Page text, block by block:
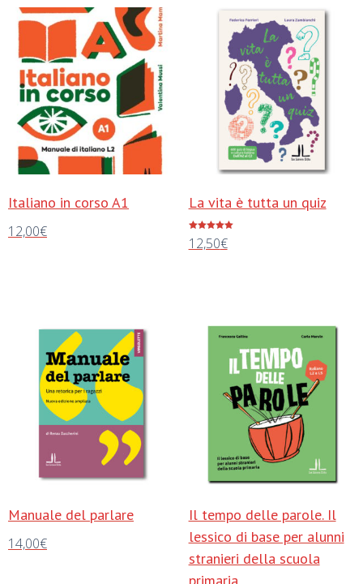
Italiano in corso A1
12,00€
La vita è tutta un quiz
Valutato
5.00
su 5
12,50€
Manuale del parlare
14,00€
Il tempo delle parole. Il
lessico di base per alunni
stranieri della scuola